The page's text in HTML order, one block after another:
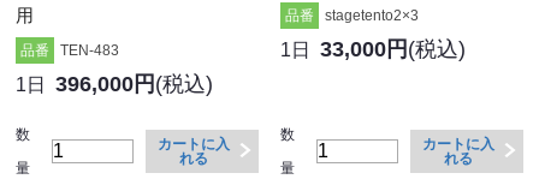
用
品番 TEN-483
1日 396,000円 (税込)
数
量
カートに入
れる
品番 stagetento2×3
1日 33,000円 (税込)
数
量
カートに入
れる